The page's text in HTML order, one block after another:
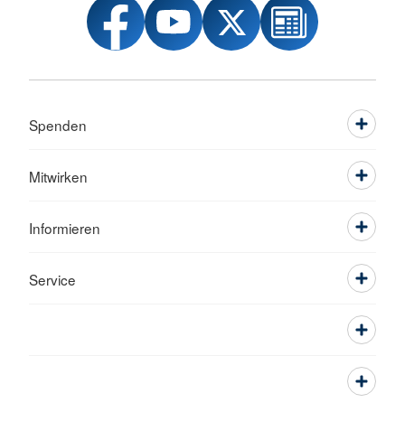
Spenden
Mitwirken
Informieren
Service